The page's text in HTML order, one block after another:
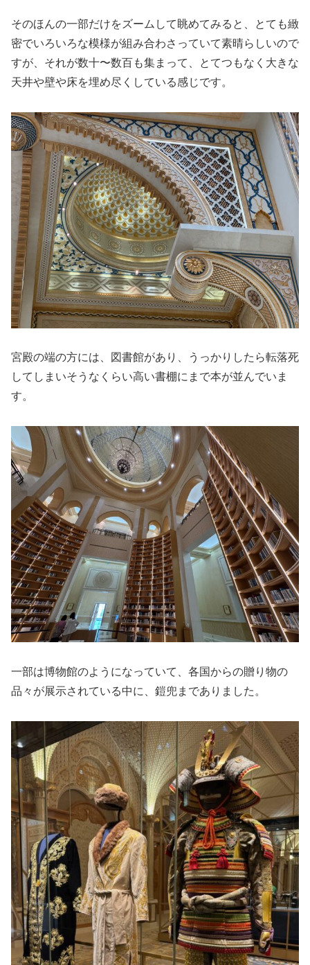
そのほんの一部だけをズームして眺めてみると、とても緻
密でいろいろな模様が組み合わさっていて素晴らしいので
すが、それが数十〜数百も集まって、とてつもなく大きな
天井や壁や床を埋め尽くしている感じです。
宮殿の端の方には、図書館があり、うっかりしたら転落死
してしまいそうなくらい高い書棚にまで本が並んでいま
す。
一部は博物館のようになっていて、各国からの贈り物の
品々が展示されている中に、鎧兜までありました。